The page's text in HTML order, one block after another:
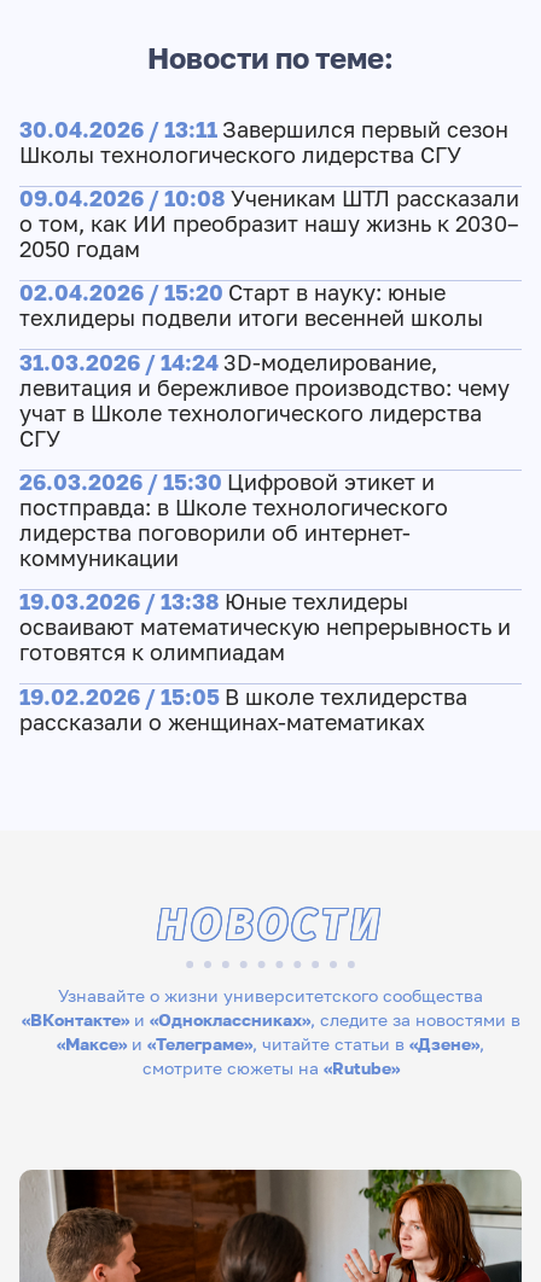
Новости по теме:
30.04.2026 / 13:11 Завершился первый сезон
Школы технологического лидерства СГУ
09.04.2026 / 10:08 Ученикам ШТЛ рассказали
о том, как ИИ преобразит нашу жизнь к 2030–
2050 годам
02.04.2026 / 15:20 Старт в науку: юные
техлидеры подвели итоги весенней школы
31.03.2026 / 14:24 3D‑моделирование,
левитация и бережливое производство: чему
учат в Школе технологического лидерства
СГУ
26.03.2026 / 15:30 Цифровой этикет и
постправда: в Школе технологического
лидерства поговорили об интернет-
коммуникации
19.03.2026 / 13:38 Юные техлидеры
осваивают математическую непрерывность и
готовятся к олимпиадам
19.02.2026 / 15:05 В школе техлидерства
рассказали о женщинах-математиках
Узнавайте о жизни университетского сообщества
«ВКонтакте»и «Одноклассниках», следите за новостями в
«Максе» и «Телеграме», читайте статьи в «Дзене»,
смотрите сюжеты на «Rutube»
НОВОСТИ